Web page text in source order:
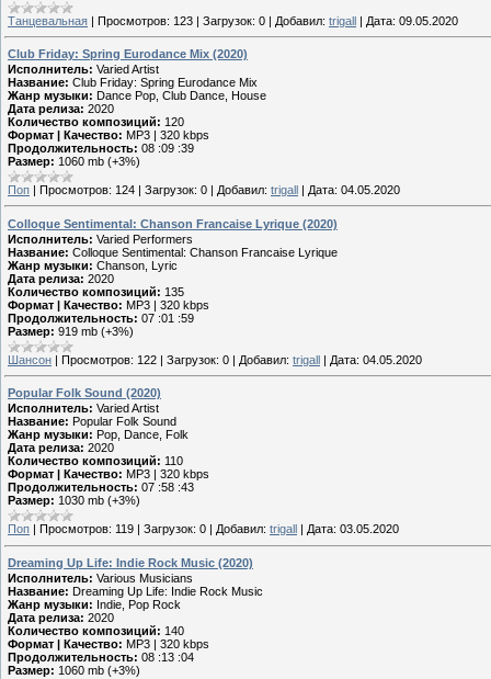
Танцевальная | Просмотров: 123 | Загрузок: 0 | Добавил: trigall | Дата: 09.05.2020
Club Friday: Spring Eurodance Mix (2020)
Исполнитель: Varied Artist
Название: Club Friday: Spring Eurodance Mix
Жанр музыки: Dance Pop, Club Dance, House
Дата релиза: 2020
Количество композиций: 120
Формат | Качество: MP3 | 320 kbps
Продолжительность: 08 :09 :39
Размер: 1060 mb (+3%)
Поп | Просмотров: 124 | Загрузок: 0 | Добавил: trigall | Дата: 04.05.2020
Colloque Sentimental: Chanson Francaise Lyrique (2020)
Исполнитель: Varied Performers
Название: Colloque Sentimental: Chanson Francaise Lyrique
Жанр музыки: Chanson, Lyric
Дата релиза: 2020
Количество композиций: 135
Формат | Качество: MP3 | 320 kbps
Продолжительность: 07 :01 :59
Размер: 919 mb (+3%)
Шансон | Просмотров: 122 | Загрузок: 0 | Добавил: trigall | Дата: 04.05.2020
Popular Folk Sound (2020)
Исполнитель: Varied Artist
Название: Popular Folk Sound
Жанр музыки: Pop, Dance, Folk
Дата релиза: 2020
Количество композиций: 110
Формат | Качество: MP3 | 320 kbps
Продолжительность: 07 :58 :43
Размер: 1030 mb (+3%)
Поп Просмотров: 119 Загрузок: 0 Добавил: trigall Дата: 03.05.2020
Dreaming Up Life: Indie Rock Music (2020)
Исполнитель: Various Musicians
Название: Dreaming Up Life: Indie Rock Music
Жанр музыки: Indie, Pop Rock
Дата релиза: 2020
Количество композиций: 140
Формат | Качество: MP3 | 320 kbps
Продолжительность: 08 :13 :04
Размер: 1060 mb (+3%)